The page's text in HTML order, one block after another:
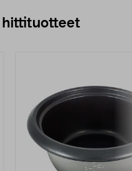
hittituotteet